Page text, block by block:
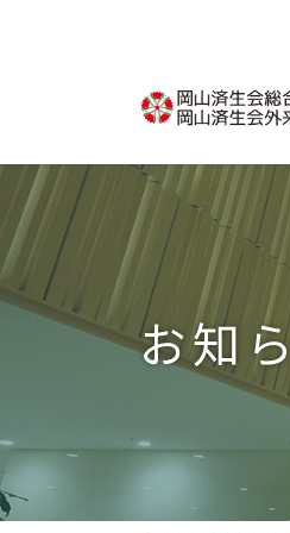
ッ
プ
移
動
お知